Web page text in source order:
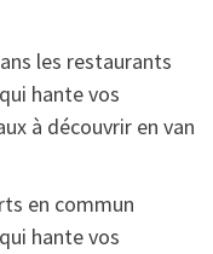
les restaurants
hante vos
à découvrir en van
en commun
hante vos